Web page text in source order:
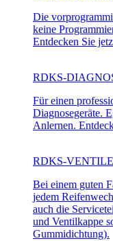
Die
keine
Entdecken Sie
RDKS-
Für einen
Diagnosegeräte.
Anlernen.
RDKS-
Bei einem guten
jedem
auch die
und Ventilkappe
Gummidichtung).